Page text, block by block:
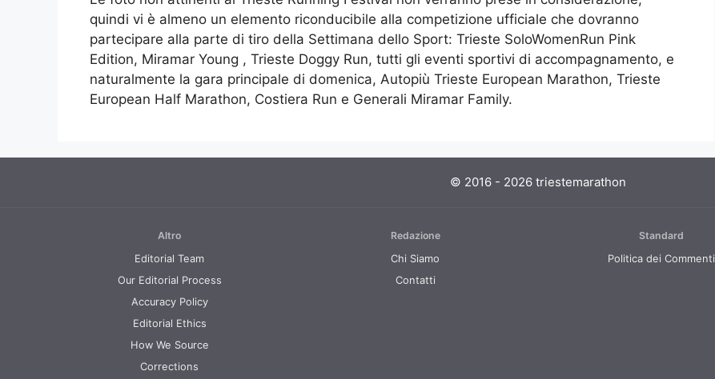
quindi vi è almeno un elemento riconducibile alla competizione ufficiale che dovranno
partecipare alla parte di tiro della Settimana dello Sport: Trieste SoloWomenRun Pink
Edition, Miramar Young , Trieste Doggy Run, tutti gli eventi sportivi di accompagnamento, e
naturalmente la gara principale di domenica, Autopiù Trieste European Marathon, Trieste
European Half Marathon, Costiera Run e Generali Miramar Family.
© 2016 - 2026 triestemarathon
Altro
Editorial Team
Our Editorial Process
Accuracy Policy
Editorial Ethics
How We Source
Corrections
Redazione
Chi Siamo
Contatti
Standard
Politica dei Commenti